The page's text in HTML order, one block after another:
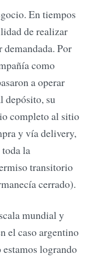
En tiempos
de realizar
demandada. Por
como
a operar
depósito, su
completo al sitio
y vía delivery,
la
transitorio
cerrado).
mundial y
el caso argentino
logrando